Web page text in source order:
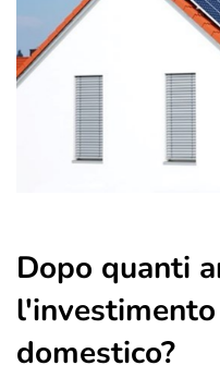
Dopo quanti
domestico?